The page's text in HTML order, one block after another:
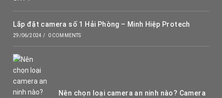
Lắp đặt camera số 1 Hải Phòng – Minh Hiệp Protech
29/06/2024 / 0 COMMENTS
Nên chọn loại camera an ninh nào? Camera